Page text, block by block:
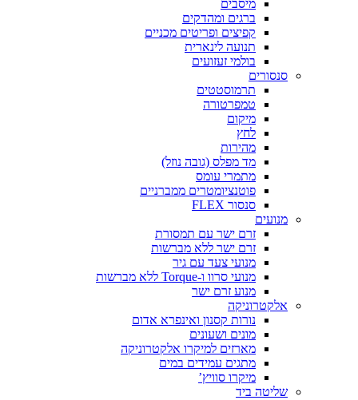
מיסבים
ברגים ומהדקים
קפיצים ופריטים מכניים
תנועה לינארית
בולמי זעזועים
סנסורים
תרמוסטטים
טמפרטורה
מיקום
לחץ
מהירות
מד מפלס (גובה נוזל)
מתמרי עומס
פוטנציומטרים ממברניים
סנסור FLEX
מנועים
זרם ישר עם תמסורת
זרם ישר ללא מברשות
מנועי צעד עם גיר
מנועי סרוו ו-Torque ללא מברשות
מנוע זרם ישר
אלקטרוניקה
נורות קסנון ואינפרא אדום
מונים ושעונים
מארזים למיקרו אלקטרוניקה
מתגים עמידים במים
מיקרו סוויץ’
שליטה ביד